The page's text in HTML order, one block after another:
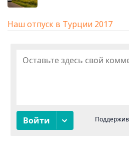
Наш отпуск в Турции 2017